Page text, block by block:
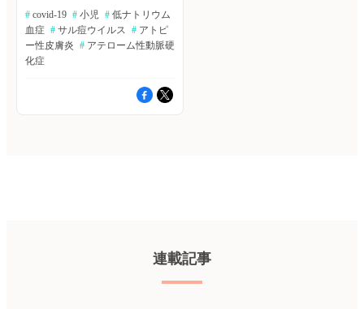
チンの有効性に関するデータは
不足している。オミクロン変異
体が急速に広まった2022年1月
21日～4月8日における5〜11歳
のシンガポールの小児25万
チン(製品名：コミナティ)接種
が、感染リスクや入院リスクの
報告が相次いでいる。しかし、
感染、リスク因子、臨床症状、
および感染症の転帰について
# covid-19 # 小児 # 低ナトリウム
血症 # サル痘ウイルス # アトピ
ー性皮膚炎 # アテローム性動脈硬
化症
連載記事